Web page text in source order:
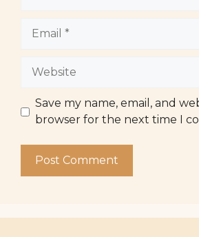
Website
Save my name, email, and
browser for the next time I